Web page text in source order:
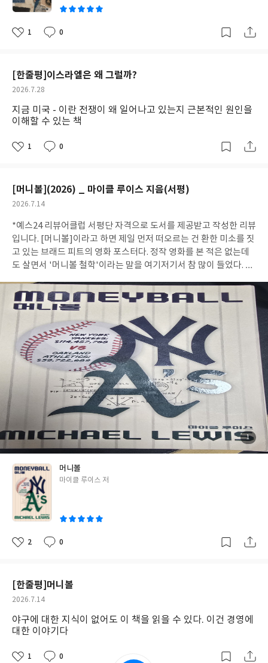
어느 한쪽을 일방적으로 옹호하기보다 왜 지금과 같은 갈등이 생길
이었다. 조금 아쉬웠던 점도 있다. 100여 년의 역사를 다루다 보니
는 거지?' 하고 잠시 헷갈리는 순간도 있었다. 물론 큰 흐름을 이해
하는 데는 크게 문제가 되지는 않았다. 무엇보다 이 책을 읽으며 가
라볼 수는 없다는 점이었다. 지금도 국제정치와 종교, 경제, 안보 등
수많은 이해관계가 얽혀 있기 때문에 이 책 한 권만으로 현재의 모든
왜 지금까지 이어지고 있는지에 대한 역사적 맥락만큼은 이해할 수
선택을 할 수밖에 없었는지를 먼저 이해해 보자는 것이다. 상대의 역
사를 이해하는 것만으로도 분쟁을 바라보는 시선은 많이 달라질 수
오랫동안 살아왔고 사랑했던 이스라엘이 하루빨리 평화를 되찾기
를 바라는 마음으로 이 책을 썼다는 느낌을 받았다. 그 마음이 책 곳
곳에서 자연스럽게 전해졌다. 세계 시민의 한 사람으로, 그리고 분
단이라는 아픈 역사를 가진 대한민국 국민으로서 이 책을 읽는 내내
여러 생각이 들었다. 전쟁은 뉴스 속 이야기가 아니라 결국 사람들의
삶을 무너뜨리는 일이라는 것을 다시 한번 느꼈고, 중동의 오랜 갈
등도 언젠가는 끝나기를 진심으로 바라게 되었다. 중동 문제에 관심
은 있지만 어디서부터 이해해야 할지 막막한 사람이라면, 『이스라
엘은 왜 그럴까?』를 한 번쯤 읽어보기를 권하고 싶다. 모든 답을 알
려주는 책은 아니지만, 적어도 지금의 분쟁을 바라보는 시야를 조금
은 넓혀주는 책이라는 점만은 분명했다. #예스24 #리뷰어클럽 #리
뷰어클럽리뷰 #유대인 #미국이란전쟁 #이스라엘은왜그럴까
좋
1
댓
0
작
[한줄평]이스라엘은 왜 그럴까?
작
일
2026.7.28
지금 미국 - 이란 전쟁이 왜 일어나고 있는지 근본적인 원인을
이해할 수 있는 책
좋
1
댓
0
작
[머니볼](2026) _ 마이클 루이스 지음(서평)
작
일
2026.7.14
*예스24 리뷰어클럽 서평단 자격으로 도서를 제공받고 작성한 리뷰
입니다. [머니볼]이라고 하면 제일 먼저 떠오르는 건 환한 미소를 짓
고 있는 브래드 피트의 영화 포스터다. 정작 영화를 본 적은 없는데
도 살면서 '머니볼 철학'이라는 말을 여기저기서 참 많이 들었다. 경
직 운영을 설명할 때도 자주 인용되는 것을 보면서 '도대체 머니볼
이 뭐길래 이렇게까지 회자되는 걸까?'라는 궁금증은 늘 있었다. 그
런데 이상하게도 찾아서 볼 기회는 없었다. 그러던 중 마이클 루이스
가 2003년에 출간한 『머니볼』이 최근 다시 출간되면서 읽게 되었
는데, 내가 생각했던 것보다 훨씬 재미있는 이야기라는 걸 알게 되
었다. 무엇보다 나는 야구를 꽤 좋아한다. 물론 메이저리그를 매일
챙겨볼 정도의 야구광은 아니다. 그래도 KBO 경기는 가끔 직접 경
기장에 갈 만큼 좋아하는 편이다. 야구는 흔히 그라운드 위의 9명이
하는 스포츠라고 생각하지만, 사실은 감독과 코치진, 프런트, 스카
우트, 데이터 분석팀까지 모두가 함께 만들어가는 하나의 조직이라
는 것을 어렴풋이 알고 있었다. 다만 그들이 어떤 방식으로 팀을 만
들고, 그 선택들이 어떤 결과를 만들어내는지는 깊게 생각해 본 적
은 없었다. 그렇기 때문에 『머니볼』은 야구의 '막전막후'를 들여
다보는 느낌을 준다. 단순히 야구 이야기가 아니라 구단이 어떻게 운
영되고, 어떤 기준으로 선수를 평가하며, 기존의 관행을 깨는 것이
얼마나 어려운 일인지를 보여준다. 그러면서도 결국 조직을 바꾸는
것은 거창한 혁신이 아니라 기존의 상식을 의심하는 작은 질문에서
시작된다는 사실을 보여주는 책이기도 하다. 책은 메이저리그의 대
리그 신기록인 20연승을 달성하기까지의 과정을 중심으로 전개된
으며, 그 과정에서 여러 선수들이 어떤 역할을 했는지를 차근차근
보여준다. 그래서 읽다 보면 어느새 한 시즌을 함께 치른 것 같은 기
'세이버메트릭스(Sabermetrics)'다. 지금은 너무나 익숙한 데이
터 분석이지만 당시 메이저리그에서는 선수 평가 방식이 지금과는
를 결정하는 중요한 기준이었다. 하지만 빌리 빈은 다른 곳을 바라봤
첨
부
된
사
1
머니볼
글
마이클 루이스 저
좋
2
댓
0
작
[한줄평]머니볼
작
일
2026.7.14
야구에 대한 지식이 없어도 이 책을 읽을 수 있다. 이건 경영에
대한 이야기다
좋
1
댓
0
작